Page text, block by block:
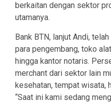
berkaitan dengan sektor
utamanya.
Bank BTN, lanjut Andi,
para pengembang, toko
hingga kantor notaris.
merchant dari sektor lain
kesehatan, tempat wisata,
“Saat ini kami sedang